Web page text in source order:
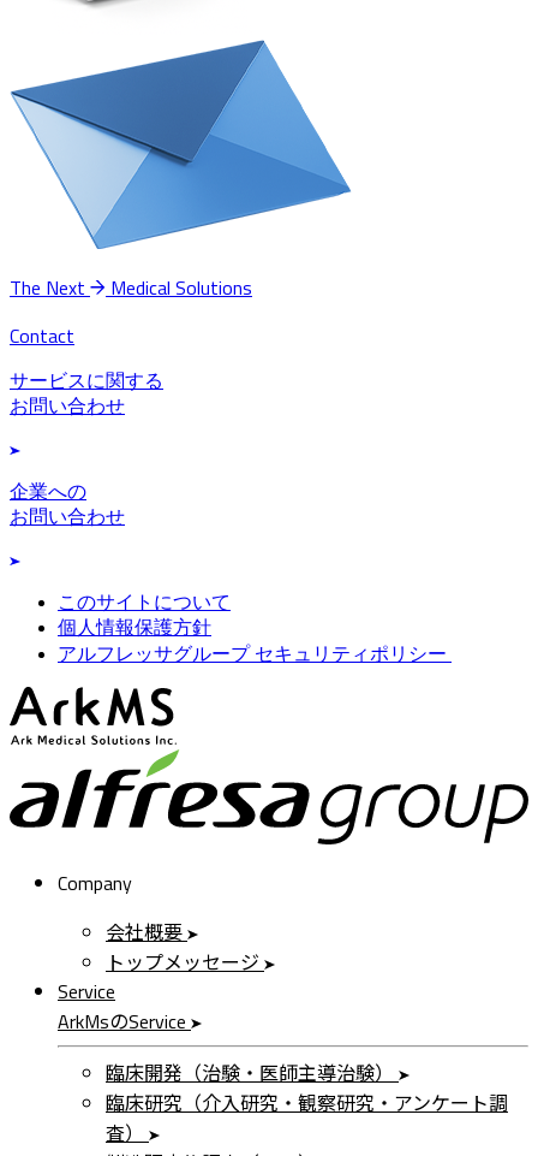
The Next
Medical Solutions
Contact
サービスに関する
お問い合わせ
企業への
お問い合わせ
このサイトについて
個人情報保護方針
アルフレッサグループ セキュリティポリシー
Company
会社概要
トップメッセージ
Service
ArkMsのService
臨床開発（治験・医師主導治験）
臨床研究（介入研究・観察研究・アンケート調
査）